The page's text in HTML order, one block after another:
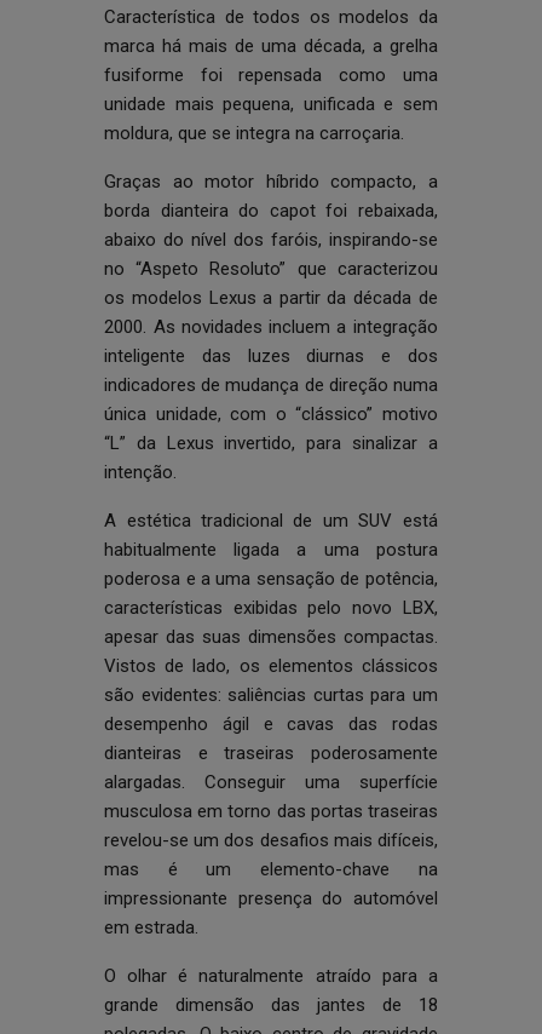
Característica de todos os modelos da
marca há mais de uma década, a grelha
fusiforme foi repensada como uma
unidade mais pequena, unificada e sem
moldura, que se integra na carroçaria.
Graças ao motor híbrido compacto, a
borda dianteira do capot foi rebaixada,
abaixo do nível dos faróis, inspirando-se
no “Aspeto Resoluto” que caracterizou
os modelos Lexus a partir da década de
2000. As novidades incluem a integração
inteligente das luzes diurnas e dos
indicadores de mudança de direção numa
única unidade, com o “clássico” motivo
“L” da Lexus invertido, para sinalizar a
intenção.
A estética tradicional de um SUV está
habitualmente ligada a uma postura
poderosa e a uma sensação de potência,
características exibidas pelo novo LBX,
apesar das suas dimensões compactas.
Vistos de lado, os elementos clássicos
são evidentes: saliências curtas para um
desempenho ágil e cavas das rodas
dianteiras e traseiras poderosamente
alargadas. Conseguir uma superfície
musculosa em torno das portas traseiras
revelou-se um dos desafios mais difíceis,
mas é um elemento-chave na
impressionante presença do automóvel
em estrada.
O olhar é naturalmente atraído para a
grande dimensão das jantes de 18